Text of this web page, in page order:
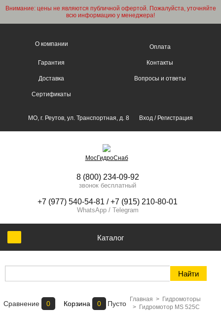
Внимание: цены не являются публичной офертой. Пожалуйста, уточняйте
всю информацию у менеджера!
О компании Оплата
Гарантия Контакты
Доставка Вопросы и ответы
Сертификаты
МО, г. Реутов, ул. Транспортная, д. 8 Вход /Регистрация
МосГидроСнаб
8 (800) 234-09-92
звонок бесплатный
+7 (977) 540-54-81 / +7 (915) 210-80-01
WhatsApp / Telegram
Каталог
Сравнение 0 Корзина 0 Пусто
Главная > Гидромоторы
> Гидромотор MS 525C